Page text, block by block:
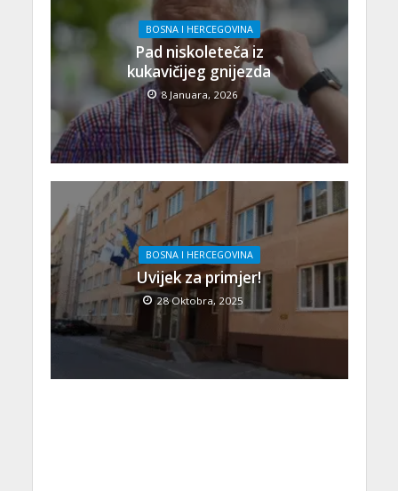
BOSNA I HERCEGOVINA
Pad niskoleteča iz
kukavičijeg gnijezda
8 Januara, 2026
BOSNA I HERCEGOVINA
Uvijek za primjer!
28 Oktobra, 2025